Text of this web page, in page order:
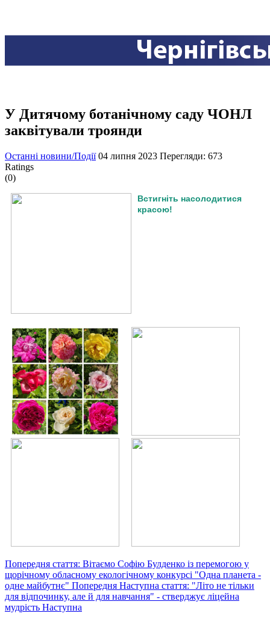
У Дитячому ботанічному саду ЧОНЛ
заквітували троянди
Останні новини/Події 04 липня 2023 Перегляди: 673
Ratings
(0)
Встигніть насолодитися
красою!
Попередня стаття: Вітаємо Софію Булденко із перемогою у
щорічному обласному екологічному конкурсі "Одна планета -
одне майбутнє" Попередня Наступна стаття: "Літо не тільки
для відпочинку, але й для навчання" - стверджує ліцейна
мудрість Наступна